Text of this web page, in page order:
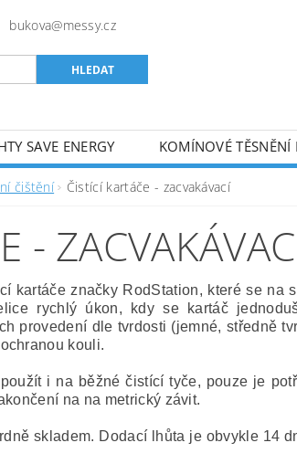
bukova@messy.cz
SAVE ENERGY
KOMÍNOVÉ
OBCHODNÍ PODMÍNKY
KONTAKTY
čištění Čistící kartáče - zacvakávací
-
kartáče značky RodStation, které se na
rychlý úkon, kdy se kartáč
provedení dle tvrdosti (jemné, středně
kouli.
i na běžné čistící tyče, pouze je
na na metrický závit.
skladem. Dodací lhůta je obvykle 14